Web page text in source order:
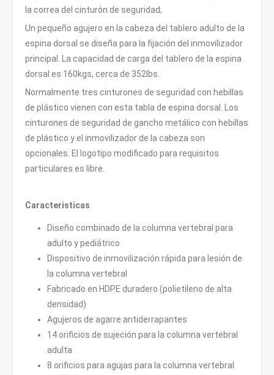
la correa del cinturón de seguridad;
Un pequeño agujero en la cabeza del tablero adulto de la
espina dorsal se diseña para la fijación del inmovilizador
principal. La capacidad de carga del tablero de la espina
dorsal es 160kgs, cerca de 352lbs.
Normalmente tres cinturones de seguridad con hebillas
de plástico vienen con esta tabla de espina dorsal. Los
cinturones de seguridad de gancho metálico con hebillas
de plástico y el inmovilizador de la cabeza son
opcionales. El logotipo modificado para requisitos
particulares es libre.
Caracteristicas
Diseño combinado de la columna vertebral para
adulto y pediátrico
Dispositivo de inmovilización rápida para lesión de
la columna vertebral
Fabricado en HDPE duradero (polietileno de alta
densidad)
Agujeros de agarre antiderrapantes
14 orificios de sujeción para la columna vertebral
adulta
8 orificios para agujas para la columna vertebral